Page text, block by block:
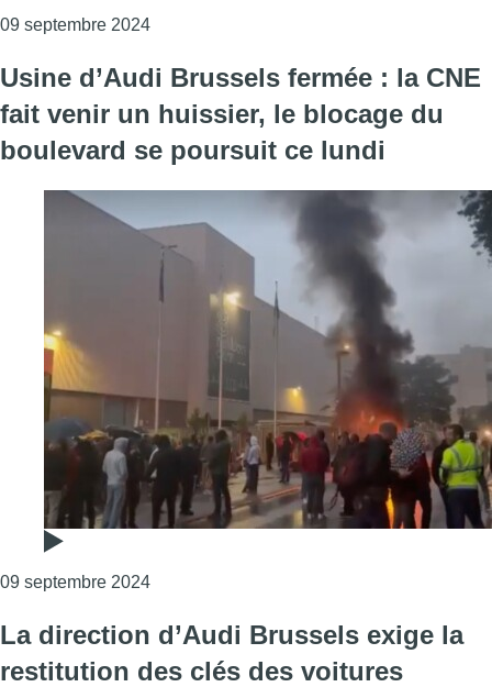
09 septembre 2024Consulter l'article "L’édito de Fabrice
Usine d’Audi Brussels fermée : la CNE
fait venir un huissier, le blocage du
boulevard se poursuit ce lundi
09 septembre 2024Consulter l'article "Usine d’Audi Brussels
La direction d’Audi Brussels exige la
restitution des clés des voitures